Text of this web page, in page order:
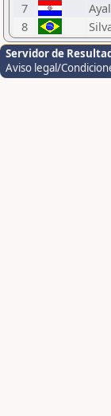
7
8
Servidor de
Aviso legal/